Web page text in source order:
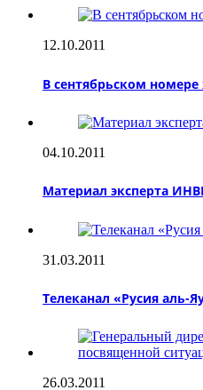
12.10.2011
В сентябрьском
04.10.2011
Материал эксперта
31.03.2011
Телеканал «Русия
26.03.2011